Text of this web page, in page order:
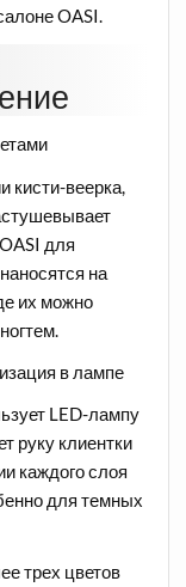
OASI.
кисти-веерка,
для
на
их можно
в лампе
LED-лампу
руку клиентки
каждого слоя
для темных
трех цветов